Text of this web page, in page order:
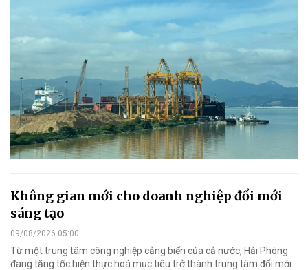
Không gian mới cho doanh nghiệp đổi mới
sáng tạo
09/08/2026 05:00
Từ một trung tâm công nghiệp cảng biển của cả nước, Hải Phòng
đang tăng tốc hiện thực hoá mục tiêu trở thành trung tâm đổi mới